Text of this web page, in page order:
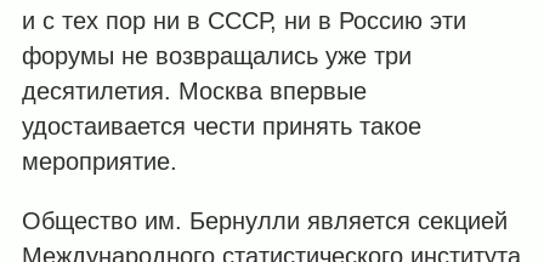
и с тех пор ни в СССР, ни в Россию эти
форумы не возвращались уже три
десятилетия. Москва впервые
удостаивается чести принять такое
мероприятие.
Общество им. Бернулли является секцией
Международного статистического института